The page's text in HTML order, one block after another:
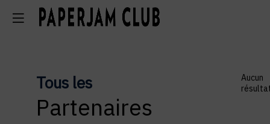
Tous les
Partenaires
Aucun